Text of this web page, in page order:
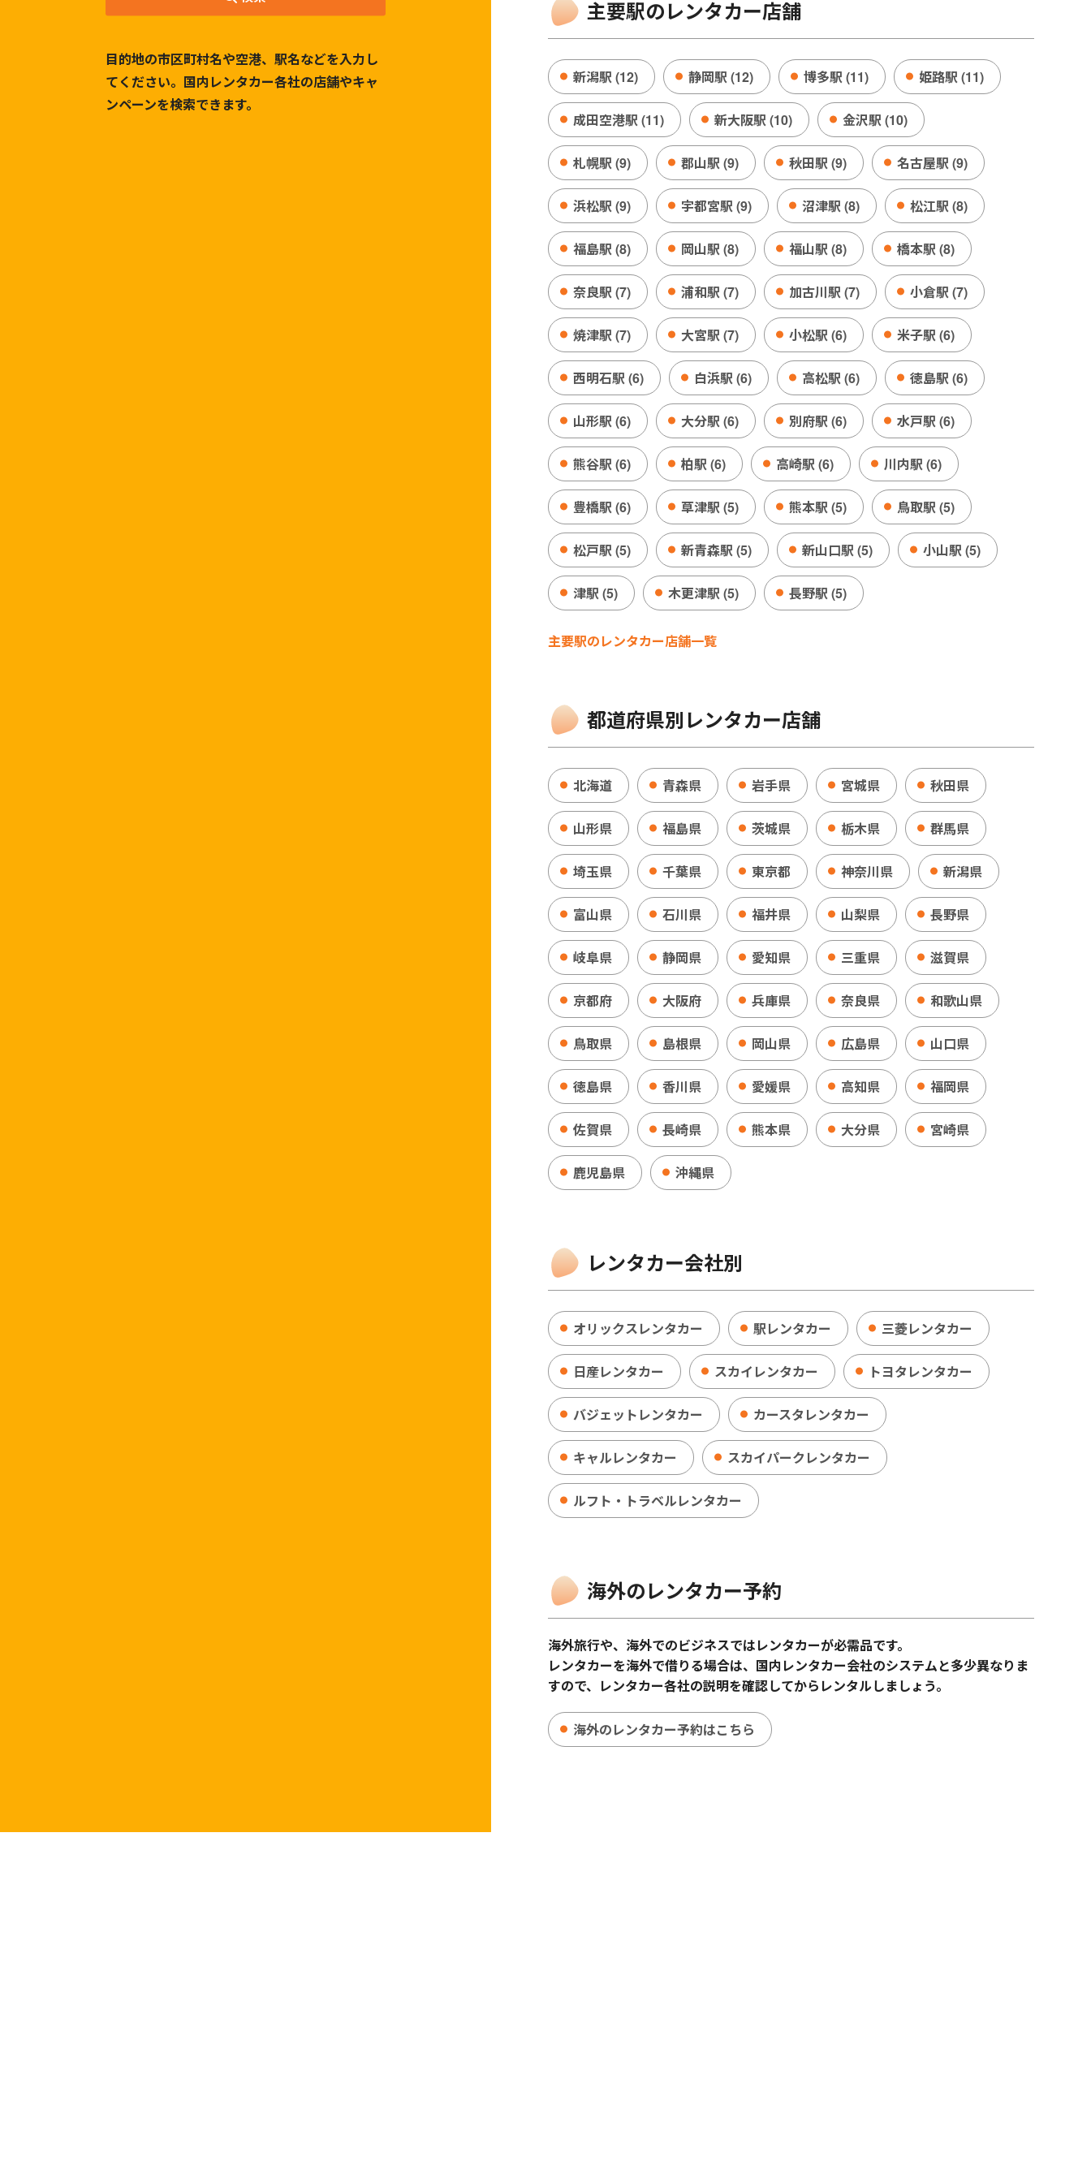
目的地の市区町村名や空港、駅名などを入力し
てください。国内レンタカー各社の店舗やキャ
ンペーンを検索できます。
主要駅のレンタカー店舗
新潟駅 (12) 静岡駅 (12) 博多駅 (11) 姫路駅 (11)
成田空港駅 (11) 新大阪駅 (10) 金沢駅 (10)
札幌駅 (9) 郡山駅 (9) 秋田駅 (9) 名古屋駅 (9)
浜松駅 (9) 宇都宮駅 (9) 沼津駅 (8) 松江駅 (8)
福島駅 (8) 岡山駅 (8) 福山駅 (8) 橋本駅 (8)
奈良駅 (7) 浦和駅 (7) 加古川駅 (7) 小倉駅 (7)
焼津駅 (7) 大宮駅 (7) 小松駅 (6) 米子駅 (6)
西明石駅 (6) 白浜駅 (6) 高松駅 (6) 徳島駅 (6)
山形駅 (6) 大分駅 (6) 別府駅 (6) 水戸駅 (6)
熊谷駅 (6) 柏駅 (6) 高崎駅 (6) 川内駅 (6)
豊橋駅 (6) 草津駅 (5) 熊本駅 (5) 鳥取駅 (5)
松戸駅 (5) 新青森駅 (5) 新山口駅 (5) 小山駅 (5)
津駅 (5) 木更津駅 (5) 長野駅 (5)
主要駅のレンタカー店舗一覧
都道府県別レンタカー店舗
北海道 青森県 岩手県 宮城県 秋田県
山形県 福島県 茨城県 栃木県 群馬県
埼玉県 千葉県 東京都 神奈川県 新潟県
富山県 石川県 福井県 山梨県 長野県
岐阜県 静岡県 愛知県 三重県 滋賀県
京都府 大阪府 兵庫県 奈良県 和歌山県
鳥取県 島根県 岡山県 広島県 山口県
徳島県 香川県 愛媛県 高知県 福岡県
佐賀県 長崎県 熊本県 大分県 宮崎県
鹿児島県 沖縄県
レンタカー会社別
オリックスレンタカー 駅レンタカー 三菱レンタカー
日産レンタカー スカイレンタカー トヨタレンタカー
バジェットレンタカー カースタレンタカー
キャルレンタカー スカイパークレンタカー
ルフト・トラベルレンタカー
海外のレンタカー予約
海外旅行や、海外でのビジネスではレンタカーが必需品です。
レンタカーを海外で借りる場合は、国内レンタカー会社のシステムと多少異なりま
すので、レンタカー各社の説明を確認してからレンタルしましょう。
海外のレンタカー予約はこちら